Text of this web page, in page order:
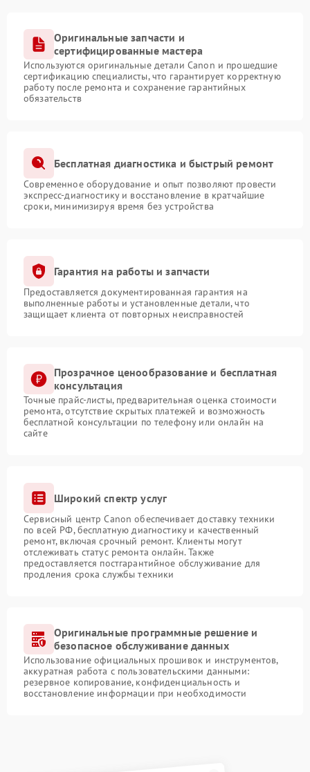
Оригинальные запчасти и
сертифицированные мастера
Используются оригинальные детали Canon и прошедшие
сертификацию специалисты, что гарантирует корректную
работу после ремонта и сохранение гарантийных
обязательств
Бесплатная диагностика и быстрый ремонт
Современное оборудование и опыт позволяют провести
экспресс-диагностику и восстановление в кратчайшие
сроки, минимизируя время без устройства
Гарантия на работы и запчасти
Предоставляется документированная гарантия на
выполненные работы и установленные детали, что
защищает клиента от повторных неисправностей
Прозрачное ценообразование и бесплатная
консультация
Точные прайс-листы, предварительная оценка стоимости
ремонта, отсутствие скрытых платежей и возможность
бесплатной консультации по телефону или онлайн на
сайте
Широкий спектр услуг
Сервисный центр Canon обеспечивает доставку техники
по всей РФ, бесплатную диагностику и качественный
ремонт, включая срочный ремонт. Клиенты могут
отслеживать статус ремонта онлайн. Также
предоставляется постгарантийное обслуживание для
продления срока службы техники
Оригинальные программные решение и
безопасное обслуживание данных
Использование официальных прошивок и инструментов,
аккуратная работа с пользовательскими данными:
резервное копирование, конфиденциальность и
восстановление информации при необходимости